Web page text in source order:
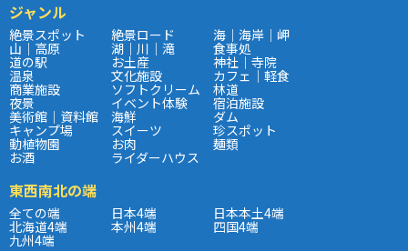
ジャンル
絶景スポット 絶景ロード 海｜海岸｜岬
山｜高原 湖｜川｜滝 食事処
道の駅 お土産 神社｜寺院
温泉 文化施設 カフェ｜軽食
商業施設 ソフトクリーム 林道
夜景 イベント体験 宿泊施設
美術館｜資料館 海鮮 ダム
キャンプ場 スイーツ 珍スポット
動植物園 お肉 麺類
お酒 ライダーハウス
東西南北の端
全ての端 日本4端 日本本土4端
北海道4端 本州4端 四国4端
九州4端